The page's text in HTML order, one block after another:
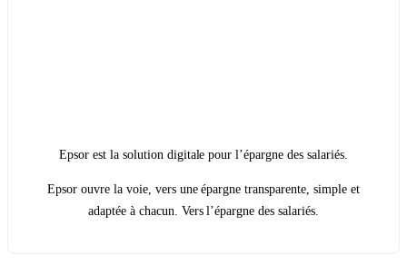
Epsor est la solution digitale pour l’épargne des salariés.
Epsor ouvre la voie, vers une épargne transparente, simple et
adaptée à chacun. Vers l’épargne des salariés.